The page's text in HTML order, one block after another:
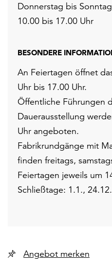
Donnerstag bis Sonntag
10.00 bis 17.00 Uhr
BESONDERE
An Feiertagen öffnet
Uhr bis 17.00 Uhr.
Öffentliche Führungen
Dauerausstellung
Uhr angeboten.
Fabrikrundgänge mit
finden freitags,
Feiertagen jeweils um
Schließtage: 1.1.,
Angebot merken